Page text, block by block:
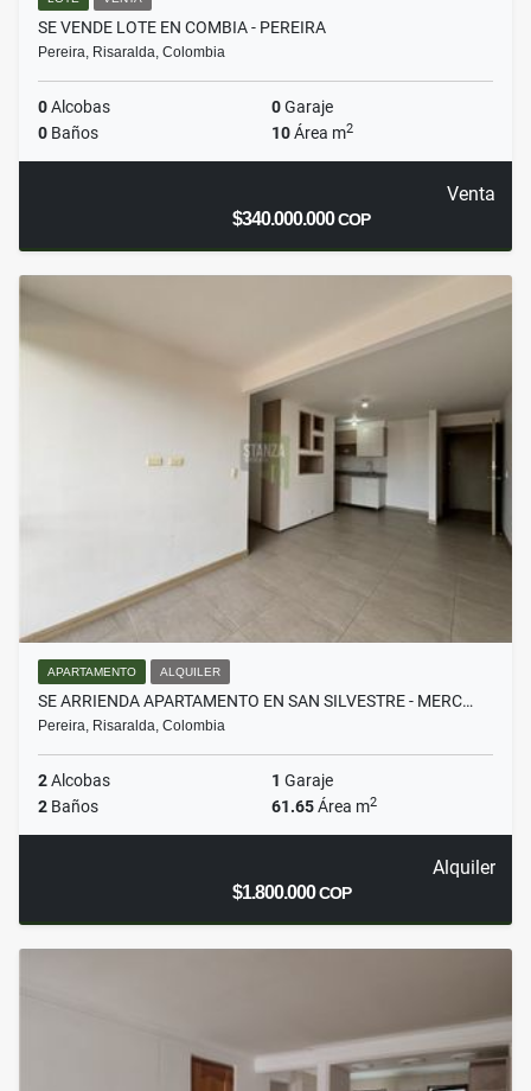
SE VENDE LOTE EN COMBIA - PEREIRA
Pereira, Risaralda, Colombia
0Alcobas 0Garaje
0 Baños 10Área m2
Venta
$340.000.000COP
APARTAMENTO ALQUILER
SE ARRIENDA APARTAMENTO EN SAN SILVESTRE - MERC…
Pereira, Risaralda, Colombia
2Alcobas 1 Garaje
2 Baños 61.65Área m2
Alquiler
$1.800.000COP